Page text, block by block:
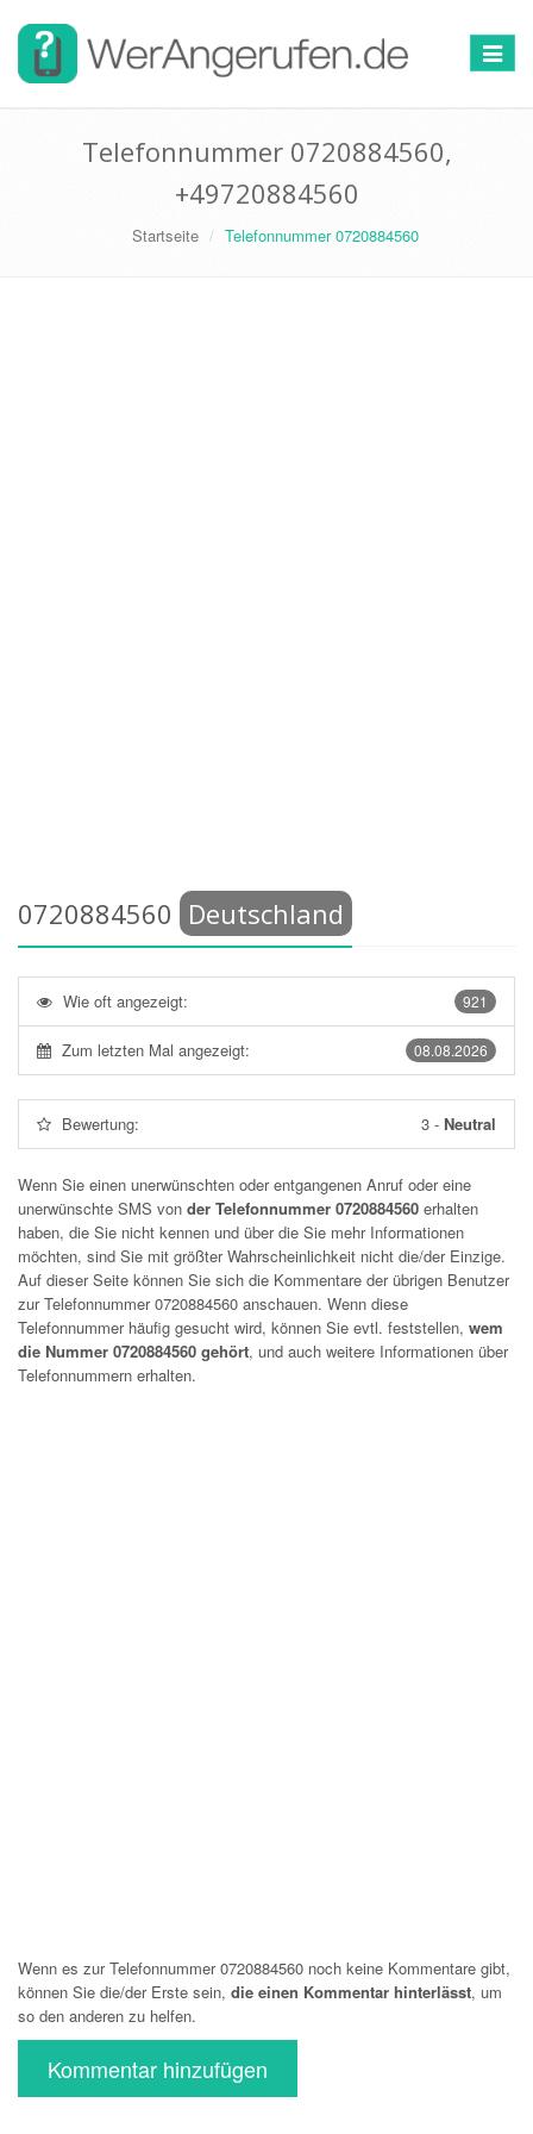
Toggle
Telefonnummer 0720884560,
+49720884560
Startseite Telefonnummer 0720884560
0720884560 Deutschland
921
Wie oft angezeigt:
08.08.2026
Zum letzten Mal angezeigt:
Bewertung: 3 - Neutral
Wenn Sie einen unerwünschten oder entgangenen Anruf oder eine
unerwünschte SMS von der Telefonnummer 0720884560 erhalten
haben, die Sie nicht kennen und über die Sie mehr Informationen
möchten, sind Sie mit größter Wahrscheinlichkeit nicht die/der Einzige.
Auf dieser Seite können Sie sich die Kommentare der übrigen Benutzer
zur Telefonnummer0720884560 anschauen. Wenn diese
Telefonnummer häufig gesucht wird, können Sie evtl. feststellen, wem
die Nummer 0720884560 gehört, und auch weitere Informationen über
Telefonnummern erhalten.
Wenn es zur Telefonnummer 0720884560 noch keine Kommentare gibt,
können Sie die/der Erste sein, die einen Kommentar hinterlässt, um
so den anderen zu helfen.
Kommentar hinzufügen